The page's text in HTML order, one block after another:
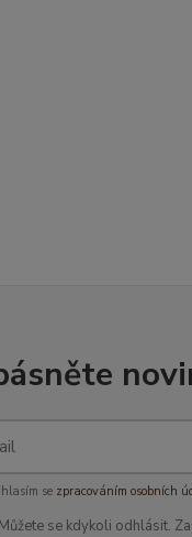
se zpracováním osobních
Můžete se kdykoli odhlásit.